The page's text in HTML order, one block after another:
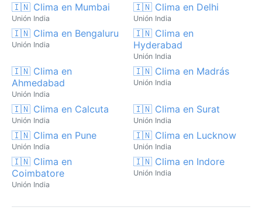
🇮🇳 Clima en Mumbai
Unión India
🇮🇳 Clima en Delhi
Unión India
🇮🇳 Clima en Bengaluru
Unión India
🇮🇳 Clima en
Hyderabad
Unión India
🇮🇳 Clima en
Ahmedabad
Unión India
🇮🇳 Clima en Madrás
Unión India
🇮🇳 Clima en Calcuta
Unión India
🇮🇳 Clima en Surat
Unión India
🇮🇳 Clima en Pune
Unión India
🇮🇳 Clima en Lucknow
Unión India
🇮🇳 Clima en
Coimbatore
Unión India
🇮🇳 Clima en Indore
Unión India